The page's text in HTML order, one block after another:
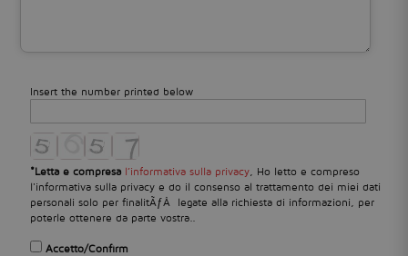
Insert the number printed below
*Letta e compresa l’informativa sulla privacy, Ho letto e compreso
l'informativa sulla privacy e do il consenso al trattamento dei miei dati
personali solo per finalitÃƒÂ legate alla richiesta di informazioni, per
poterle ottenere da parte vostra..
Accetto/Confirm